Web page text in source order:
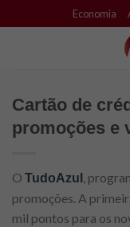
to
Economia
Cartão de
promoções e
O TudoAzul ,
promoções. A
mil pontos para os